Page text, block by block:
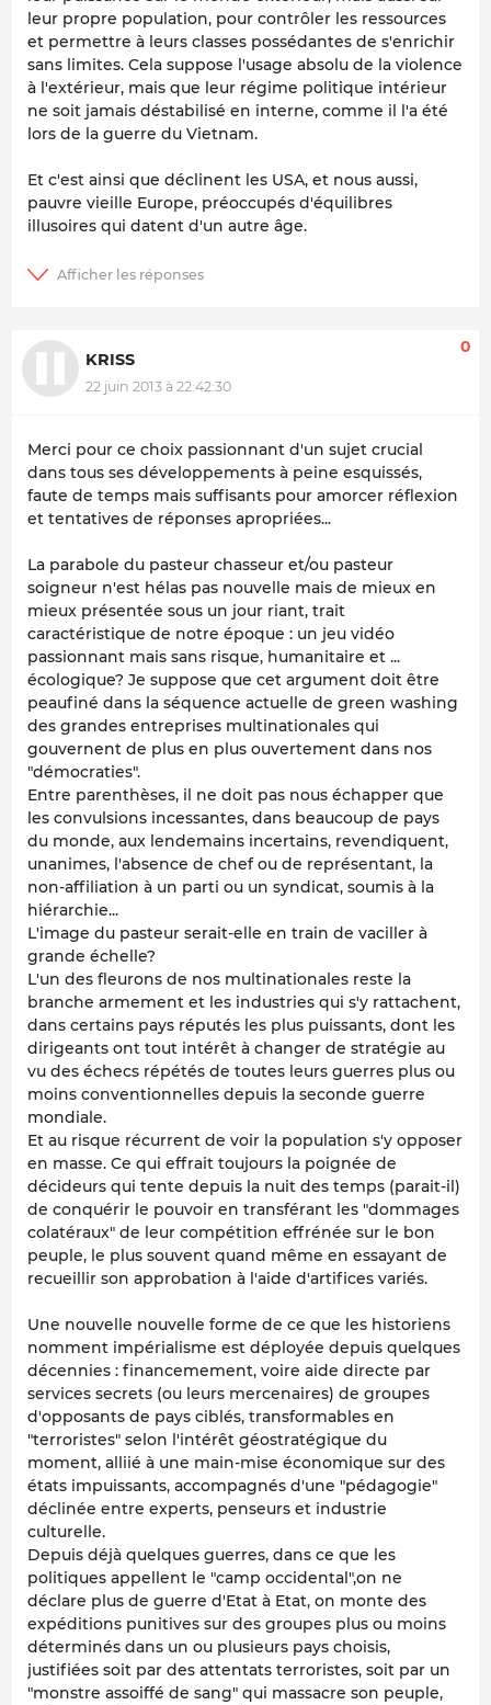
leur propre population, pour contrôler les ressources
et permettre à leurs classes possédantes de s'enrichir
sans limites. Cela suppose l'usage absolu de la violence
à l'extérieur, mais que leur régime politique intérieur
ne soit jamais déstabilisé en interne, comme il l'a été
lors de la guerre du Vietnam.
Et c'est ainsi que déclinent les USA, et nous aussi,
pauvre vieille Europe, préoccupés d'équilibres
illusoires qui datent d'un autre âge.
KRISS
22 juin 2013 à 22:42:30
0
Merci pour ce choix passionnant d'un sujet crucial
dans tous ses développements à peine esquissés,
faute de temps mais suffisants pour amorcer réflexion
et tentatives de réponses apropriées...
La parabole du pasteur chasseur et/ou pasteur
soigneur n'est hélas pas nouvelle mais de mieux en
mieux présentée sous un jour riant, trait
caractéristique de notre époque : un jeu vidéo
passionnant mais sans risque, humanitaire et ...
écologique? Je suppose que cet argument doit être
peaufiné dans la séquence actuelle de green washing
des grandes entreprises multinationales qui
gouvernent de plus en plus ouvertement dans nos
"démocraties".
Entre parenthèses, il ne doit pas nous échapper que
les convulsions incessantes, dans beaucoup de pays
du monde, aux lendemains incertains, revendiquent,
unanimes, l'absence de chef ou de représentant, la
non-affiliation à un parti ou un syndicat, soumis à la
hiérarchie...
L'image du pasteur serait-elle en train de vaciller à
grande échelle?
L'un des fleurons de nos multinationales reste la
branche armement et les industries qui s'y rattachent,
dans certains pays réputés les plus puissants, dont les
dirigeants ont tout intérêt à changer de stratégie au
vu des échecs répétés de toutes leurs guerres plus ou
moins conventionnelles depuis la seconde guerre
mondiale.
Et au risque récurrent de voir la population s'y opposer
en masse. Ce qui effrait toujours la poignée de
décideurs qui tente depuis la nuit des temps (parait-il)
de conquérir le pouvoir en transférant les "dommages
colatéraux" de leur compétition effrénée sur le bon
peuple, le plus souvent quand même en essayant de
recueillir son approbation à l'aide d'artifices variés.
Une nouvelle nouvelle forme de ce que les historiens
nomment impérialisme est déployée depuis quelques
décennies : financemement, voire aide directe par
services secrets (ou leurs mercenaires) de groupes
d'opposants de pays ciblés, transformables en
"terroristes" selon l'intérêt géostratégique du
moment, alliié à une main-mise économique sur des
états impuissants, accompagnés d'une "pédagogie"
déclinée entre experts, penseurs et industrie
culturelle.
Depuis déjà quelques guerres, dans ce que les
politiques appellent le "camp occidental",on ne
déclare plus de guerre d'Etat à Etat, on monte des
expéditions punitives sur des groupes plus ou moins
déterminés dans un ou plusieurs pays choisis,
justifiées soit par des attentats terroristes, soit par un
"monstre assoiffé de sang" qui massacre son peuple,